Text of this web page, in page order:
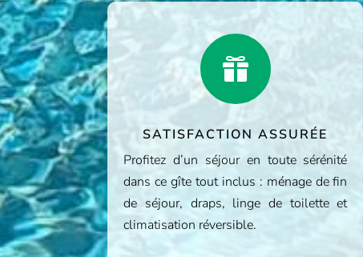

SATISFACTION ASSURÉE
Profitez d’un séjour en toute sérénité
dans ce gîte tout inclus : ménage de fin
de séjour, draps, linge de toilette et
climatisation réversible.